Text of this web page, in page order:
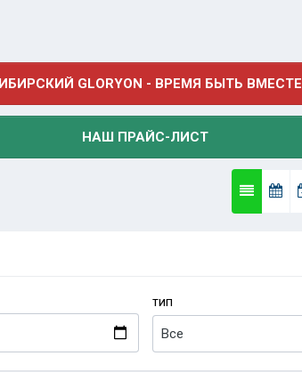
GLORYON - ВРЕМЯ БЫТЬ ВМЕСТЕ
НАШ ПРАЙС-ЛИСТ
ТИП